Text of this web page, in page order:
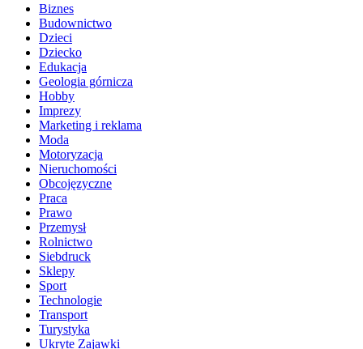
Biznes
Budownictwo
Dzieci
Dziecko
Edukacja
Geologia górnicza
Hobby
Imprezy
Marketing i reklama
Moda
Motoryzacja
Nieruchomości
Obcojęzyczne
Praca
Prawo
Przemysł
Rolnictwo
Siebdruck
Sklepy
Sport
Technologie
Transport
Turystyka
Ukryte Zajawki